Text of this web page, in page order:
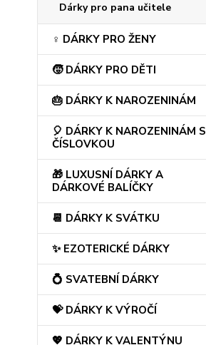
Dárky pro pana učitele
♀️ DÁRKY PRO ŽENY
🧒 DÁRKY PRO DĚTI
🎂 DÁRKY K NAROZENINÁM
🎈 DÁRKY K NAROZENINÁM S
ČÍSLOVKOU
🎁 LUXUSNÍ DÁRKY A
DÁRKOVÉ BALÍČKY
📆 DÁRKY K SVÁTKU
✨ EZOTERICKÉ DÁRKY
💍 SVATEBNÍ DÁRKY
💝 DÁRKY K VÝROČÍ
💖 DÁRKY K VALENTÝNU